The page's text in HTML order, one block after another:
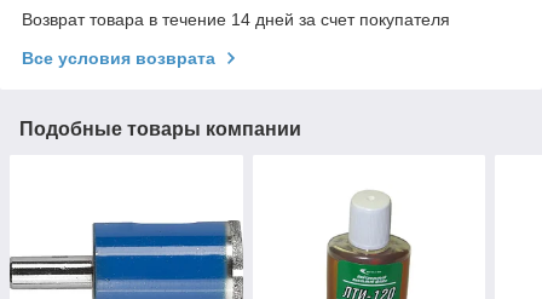
Возврат товара в течение 14 дней за счет покупателя
Все условия возврата
Подобные товары компании